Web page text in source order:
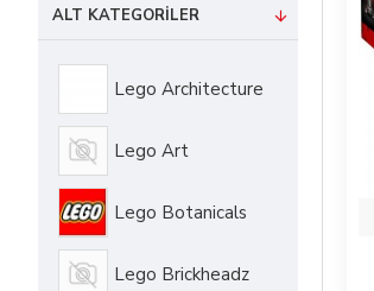
ALT KATEGORILER
Lego Architecture
Lego Art
Lego Botanicals
Lego Brickheadz